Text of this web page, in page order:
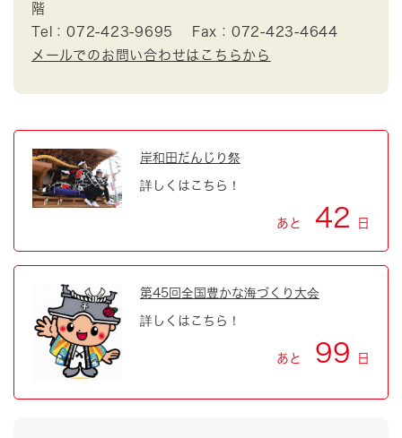
階
Tel：072-423-9695
Fax：072-423-4644
メールでのお問い合わせはこちらから
岸和田だんじり祭
詳しくはこちら！
あと 42 日
第45回全国豊かな海づくり大会
詳しくはこちら！
あと 99 日